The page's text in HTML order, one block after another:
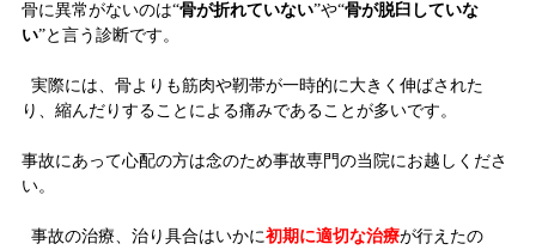
骨に異常がないのは“骨が折れていない”や“骨が脱臼していな
い”と言う診断です。
実際には、骨よりも筋肉や靭帯が一時的に大きく伸ばされた
り、縮んだりすることによる痛みであることが多いです。
事故にあって心配の方は念のため事故専門の当院にお越しくださ
い。
事故の治療、治り具合はいかに初期に適切な治療が行えたの